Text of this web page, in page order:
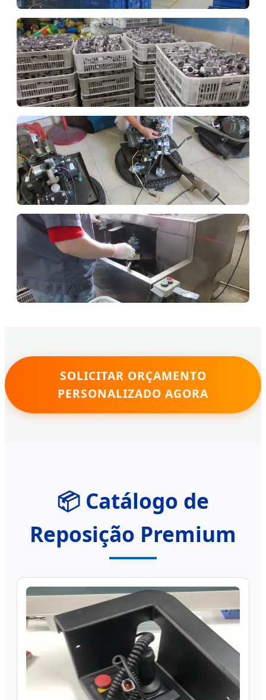
SOLICITAR ORÇAMENTO
PERSONALIZADO AGORA
📦 Catálogo de
Reposição Premium